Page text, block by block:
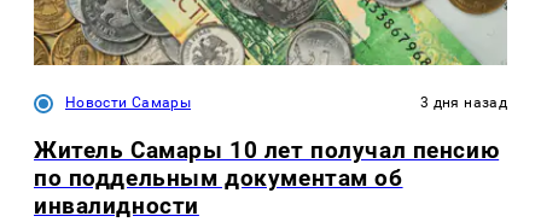
Новости Самары 3 дня назад
Житель Самары 10 лет получал пенсию
по поддельным документам об
инвалидности